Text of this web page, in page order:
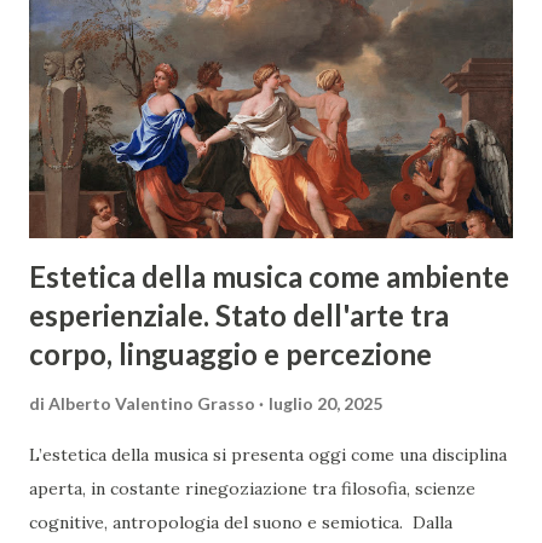
madrigale, sacro e profano. In un’epoca di profonda
trasformazione musicale, seppe coniugare rigore tecnico e
fervore espressivo, lasciando un’opera nitida, coerente e
ancora sorprendentemente attuale. Le celebrazioni del
2025 non si limitano a commemorare l’anniversario della
sua morte, ma rilanciano il valore vivo della sua musica, che
abbraccia due epoche e cont...
Estetica della musica come ambiente
esperienziale. Stato dell'arte tra
corpo, linguaggio e percezione
di Alberto Valentino Grasso luglio 20, 2025
L’estetica della musica si presenta oggi come una disciplina
aperta, in costante rinegoziazione tra filosofia, scienze
cognitive, antropologia del suono e semiotica. Dalla